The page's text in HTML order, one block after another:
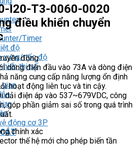
Timer
độ
xung/ tốc độ
hiển thị số
gian
động cơ 3P
I20-T3-0060-0020
điều khiển chuyển
động
dòng điện đầu vào 73A và dòng điện
năng cung cấp năng lượng ổn định
hoạt động liên tục và tin cậy.
dải điện áp vào 537~679VDC, công
góp phần giảm sai số trong quá trình
chính xác
thế hệ mới cho phép biến tần